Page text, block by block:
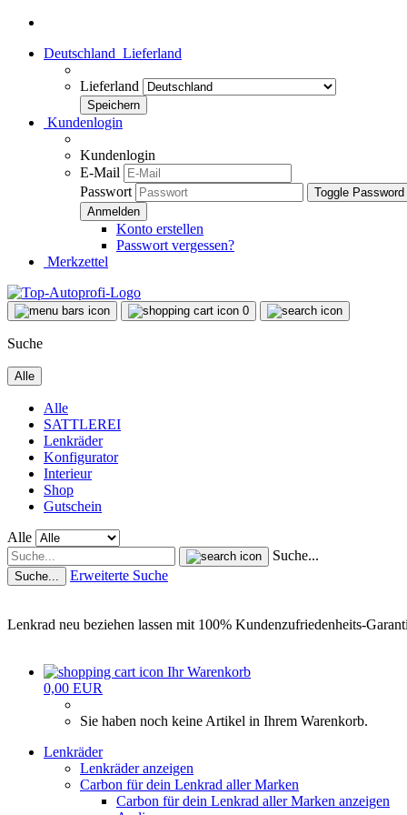
Deutschland Lieferland
Lieferland
Kundenlogin
Kundenlogin
E-Mail
Passwort
Toggle
Konto erstellen
Passwort vergessen?
Merkzettel
0
Suche
Alle
Alle
SATTLEREI
Lenkräder
Konfigurator
Interieur
Shop
Gutschein
Alle
Suche...
Suche... Erweiterte Suche
Lenkrad neu beziehen lassen mit 100% Kundenzufriedenheits-
Ihr Warenkorb
0,00 EUR
Sie haben noch keine Artikel in Ihrem Warenkorb.
Lenkräder
Lenkräder anzeigen
Carbon für dein Lenkrad aller Marken
Carbon für dein Lenkrad aller Marken anzeigen